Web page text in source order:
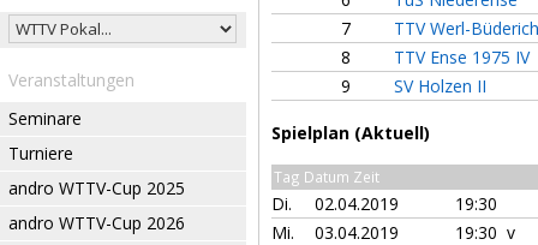
Veranstaltungen
Seminare
Turniere
andro WTTV-Cup 2025
andro WTTV-Cup 2026
7
TTV Werl-
8
TTV Ense 1975 IV
9
SV Holzen II
Spielplan (Aktuell)
Tag Datum Zeit
Di. 02.04.2019
19:30
Mi.
03.04.2019
19:30 v